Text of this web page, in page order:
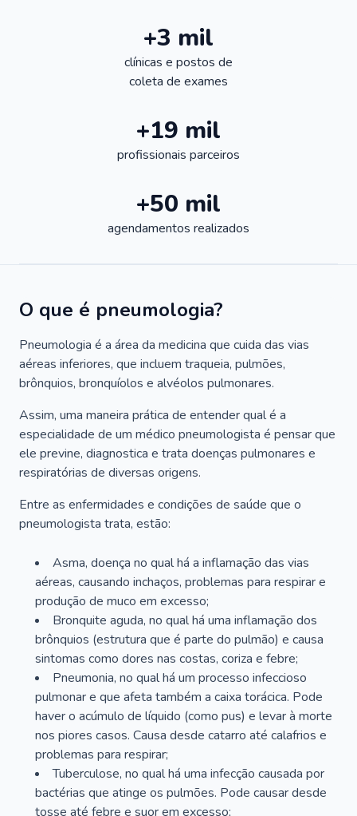
+3 mil
clínicas e postos de
coleta de exames
+19 mil
profissionais parceiros
+50 mil
agendamentos realizados
O que é pneumologia?
Pneumologia é a área da medicina que cuida das vias
aéreas inferiores, que incluem traqueia, pulmões,
brônquios, bronquíolos e alvéolos pulmonares.
Assim, uma maneira prática de entender qual é a
especialidade de um médico pneumologista é pensar que
ele previne, diagnostica e trata doenças pulmonares e
respiratórias de diversas origens.
Entre as enfermidades e condições de saúde que o
pneumologista trata, estão:
Asma, doença no qual há a inflamação das vias
aéreas, causando inchaços, problemas para respirar e
produção de muco em excesso;
Bronquite aguda, no qual há uma inflamação dos
brônquios (estrutura que é parte do pulmão) e causa
sintomas como dores nas costas, coriza e febre;
Pneumonia, no qual há um processo infeccioso
pulmonar e que afeta também a caixa torácica. Pode
haver o acúmulo de líquido (como pus) e levar à morte
nos piores casos. Causa desde catarro até calafrios e
problemas para respirar;
Tuberculose, no qual há uma infecção causada por
bactérias que atinge os pulmões. Pode causar desde
tosse até febre e suor em excesso;